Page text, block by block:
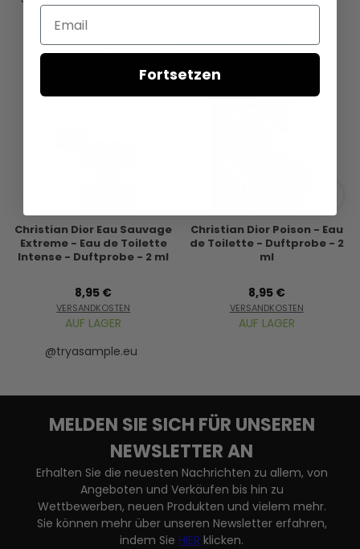
Christian Dior Eau Sauvage
Extreme - Eau de Toilette
Intense - Duftprobe - 2 ml
8,95 €
VERSANDKOSTEN
AUF LAGER
Christian Dior Poison - Eau
de Toilette - Duftprobe - 2
ml
8,95 €
VERSANDKOSTEN
AUF LAGER
@tryasample.eu
MELDEN SIE SICH FÜR UNSEREN
NEWSLETTER AN
Erhalten Sie die neuesten Nachrichten zu allem, von
Angeboten und Verkäufen bis hin zu
Wettbewerben, neuen Produkten und vielem mehr.
Sie können mehr über unseren Newsletter erfahren,
indem SieHIER klicken.
Email
Fortsetzen